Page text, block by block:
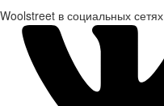
Woolstreet в социальных сетях